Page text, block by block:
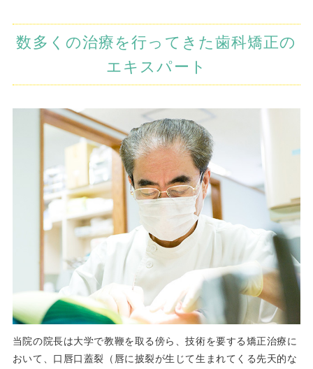
数多くの治療を行ってきた歯科矯正の
エキスパート
当院の院長は大学で教鞭を取る傍ら、技術を要する矯正治療に
おいて、口唇口蓋裂（唇に披裂が生じて生まれてくる先天的な